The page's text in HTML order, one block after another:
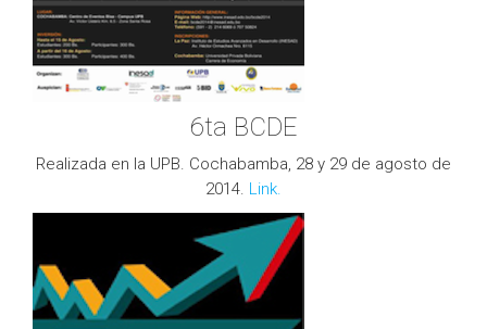
6ta BCDE
Realizada en la UPB. Cochabamba, 28 y 29 de agosto de
2014. Link.